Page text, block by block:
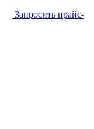
Запросить прайс-